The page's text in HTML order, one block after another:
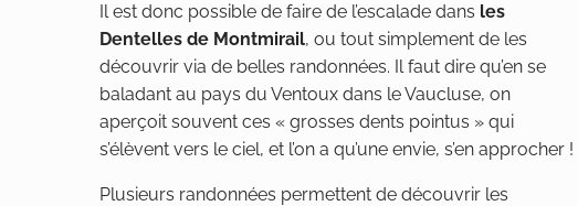
Il est donc possible de faire de l’escalade dans les
Dentelles de Montmirail, ou tout simplement de les
découvrir via de belles randonnées. Il faut dire qu’en se
baladant au pays du Ventoux dans le Vaucluse, on
aperçoit souvent ces « grosses dents pointus » qui
s’élèvent vers le ciel, et l’on a qu’une envie, s’en approcher !
Plusieurs randonnées permettent de découvrir les